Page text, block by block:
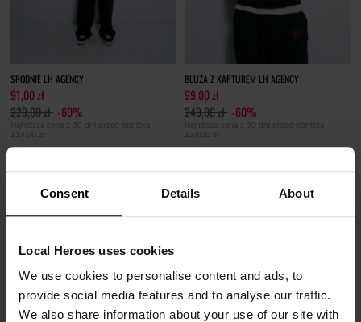
Consent Details About
Local Heroes uses cookies
We use cookies to personalise content and ads, to
provide social media features and to analyse our traffic.
We also share information about your use of our site with
SPODNIE LH AGENCY
91,00 zł
229,00 zł -60%
Najniższa cena z 30 dni przed obniżką
114,00 zł
BLUZA Z KAPTUREM LH AGENCY
99,00 zł
249,00 zł -60%
Najniższa cena z 30 dni przed obniżką
124,00 zł